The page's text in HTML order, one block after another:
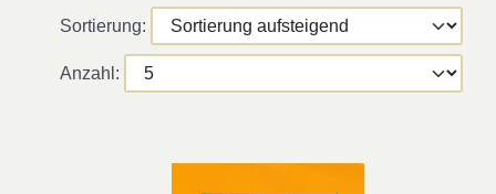
Sortierung:
Anzahl: